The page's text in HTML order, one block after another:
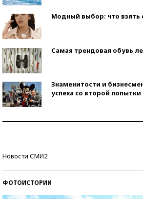
Модный выбор: что взять
Самая трендовая обувь
Знаменитости и
успеха со второй попытки
Новости СМИ2
ФОТОИСТОРИИ